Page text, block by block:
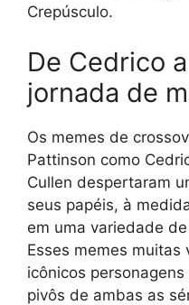
Crepúsculo.
De Cedrico
jornada de
Os memes de
Pattinson como
Cullen despertaram
seus papéis, à
em uma variedade
Esses memes muitas
icônicos
pivôs de ambas as